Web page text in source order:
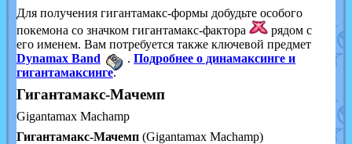
Для получения гигантамакс-формы добудьте особого
покемона со значком гигантамакс-фактора
рядом с
его именем. Вам потребуется также ключевой предмет
Dynamax Band
.Подробнее о динамаксинге и
гигантамаксинге.
Гигантамакс-Мачемп
Gigantamax Machamp
Гигантамакс-Мачемп(Gigantamax Machamp)